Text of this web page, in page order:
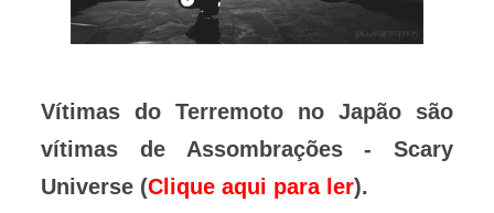
Vítimas do Terremoto no Japão são
vítimas de Assombrações - Scary
Universe (Clique aqui para ler).